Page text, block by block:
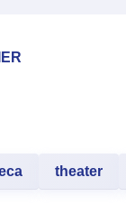
theater